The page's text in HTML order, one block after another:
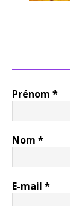
Prénom *
Nom *
E-mail *